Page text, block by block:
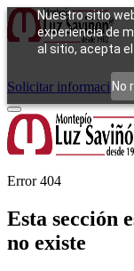
Nuestro sitio
experiencia de
al sitio, acepta
No
Cómo funcionaTipos
Solicitar información
Error 404
Esta sección
no existe